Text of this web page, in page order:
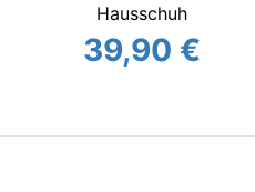
Hausschuh
39,90 €